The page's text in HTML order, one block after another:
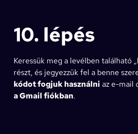
10. lépés
Keressük meg a levélben található „
részt, és jegyezzük fel a benne
kódot fogjuk használni az e-mail
a Gmail fiókban.